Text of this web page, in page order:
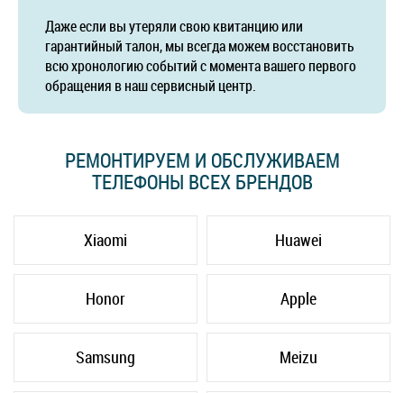
Даже если вы утеряли свою квитанцию или
гарантийный талон, мы всегда можем восстановить
всю хронологию событий с момента вашего первого
обращения в наш сервисный центр.
РЕМОНТИРУЕМ И ОБСЛУЖИВАЕМ
ТЕЛЕФОНЫ ВСЕХ БРЕНДОВ
Xiaomi Huawei
Honor Apple
Samsung Meizu